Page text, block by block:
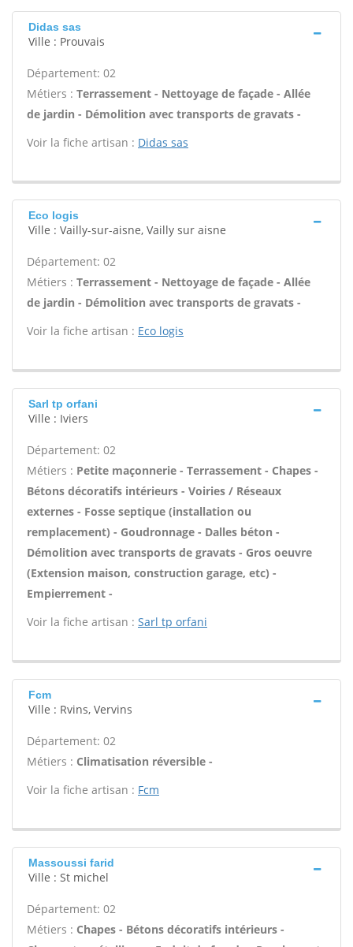
Didas sas
Ville : Prouvais
Département: 02
Métiers : Terrassement - Nettoyage de façade - Allée
de jardin - Démolition avec transports de gravats -
Voir la fiche artisan : Didas sas
Eco logis
Ville : Vailly-sur-aisne, Vailly sur aisne
Département: 02
Métiers : Terrassement - Nettoyage de façade - Allée
de jardin - Démolition avec transports de gravats -
Voir la fiche artisan : Eco logis
Sarl tp orfani
Ville : Iviers
Département: 02
Métiers : Petite maçonnerie - Terrassement - Chapes -
Bétons décoratifs intérieurs - Voiries / Réseaux
externes - Fosse septique (installation ou
remplacement) - Goudronnage - Dalles béton -
Démolition avec transports de gravats - Gros oeuvre
(Extension maison, construction garage, etc) -
Empierrement -
Voir la fiche artisan : Sarl tp orfani
Fcm
Ville : Rvins, Vervins
Département: 02
Métiers : Climatisation réversible -
Voir la fiche artisan : Fcm
Massoussi farid
Ville : St michel
Département: 02
Métiers : Chapes - Bétons décoratifs intérieurs -